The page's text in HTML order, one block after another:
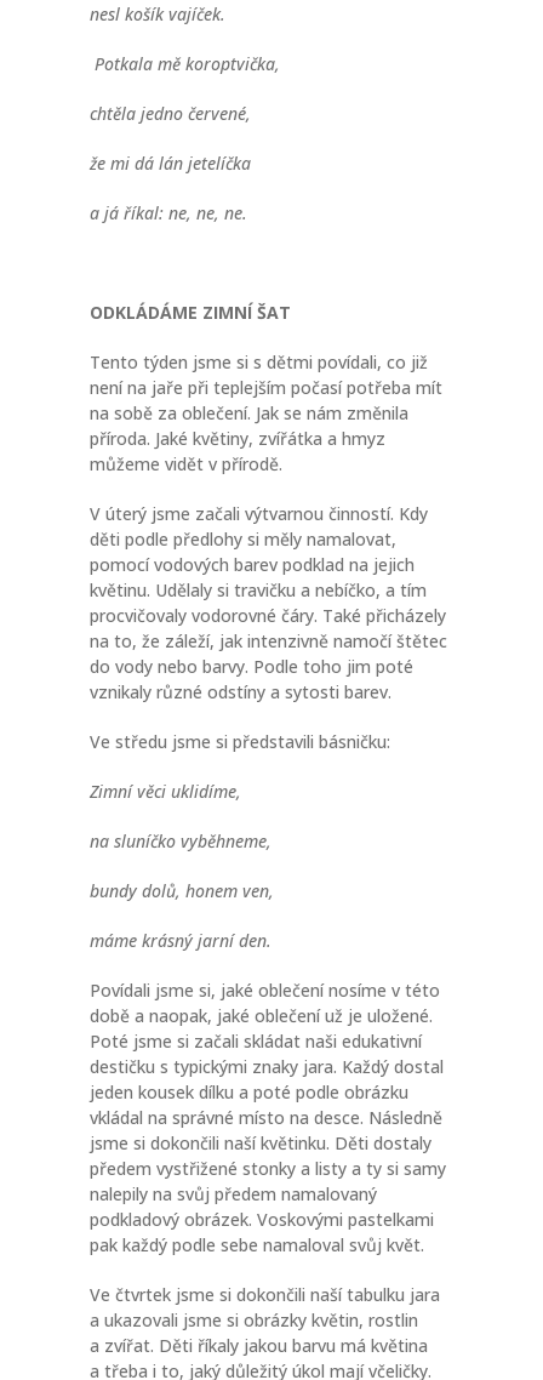
nesl košík vajíček.
Potkala mě koroptvička,
chtěla jedno červené,
že mi dá lán jetelíčka
a já říkal: ne, ne, ne.
ODKLÁDÁME ZIMNÍ ŠAT
Tento týden jsme si s dětmi povídali, co již
není na jaře při teplejším počasí potřeba mít
na sobě za oblečení. Jak se nám změnila
příroda. Jaké květiny, zvířátka a hmyz
můžeme vidět v přírodě.
V úterý jsme začali výtvarnou činností. Kdy
děti podle předlohy si měly namalovat,
pomocí vodových barev podklad na jejich
květinu. Udělaly si travičku a nebíčko, a tím
procvičovaly vodorovné čáry. Také přicházely
na to, že záleží, jak intenzivně namočí štětec
do vody nebo barvy. Podle toho jim poté
vznikaly různé odstíny a sytosti barev.
Ve středu jsme si představili básničku:
Zimní věci uklidíme,
na sluníčko vyběhneme,
bundy dolů, honem ven,
máme krásný jarní den.
Povídali jsme si, jaké oblečení nosíme v této
době a naopak, jaké oblečení už je uložené.
Poté jsme si začali skládat naši edukativní
destičku s typickými znaky jara. Každý dostal
jeden kousek dílku a poté podle obrázku
vkládal na správné místo na desce. Následně
jsme si dokončili naší květinku. Děti dostaly
předem vystřižené stonky a listy a ty si samy
nalepily na svůj předem namalovaný
podkladový obrázek. Voskovými pastelkami
pak každý podle sebe namaloval svůj květ.
Ve čtvrtek jsme si dokončili naší tabulku jara
a ukazovali jsme si obrázky květin, rostlin
a zvířat. Děti říkaly jakou barvu má květina
a třeba i to, jaký důležitý úkol mají včeličky.